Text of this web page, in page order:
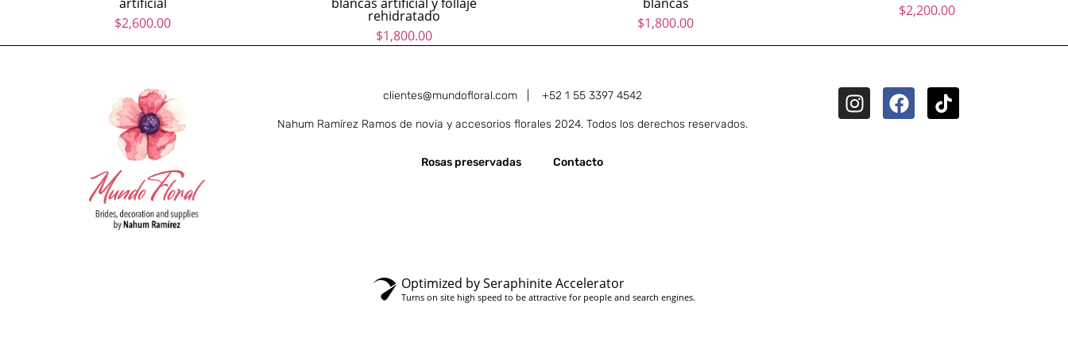
$2,600.00
rehidratado
$1,800.00
$1,800.00
$2,200.00
clientes@mundofloral.com | +52 1 55 3397 4542
Nahum Ramírez Ramos de novia y accesorios florales 2024. Todos los derechos reservados.
Rosas preservadas Contacto
Optimized by Seraphinite Accelerator
Turns on site high speed to be attractive for people and search engines.